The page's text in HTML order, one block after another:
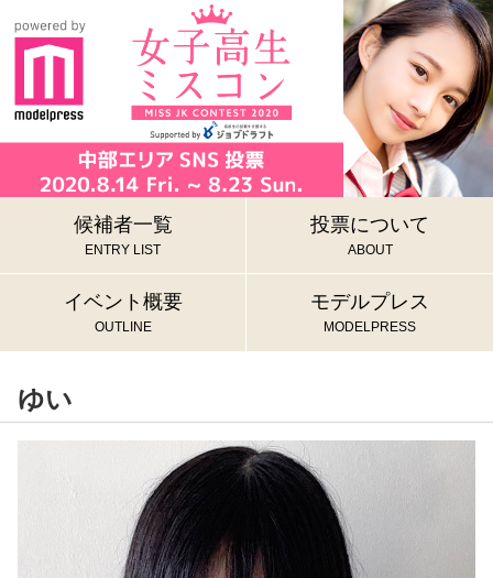
候補者一覧
ENTRY LIST
投票について
ABOUT
イベント概要
OUTLINE
モデルプレス
MODELPRESS
ゆい